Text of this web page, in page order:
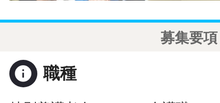
募集要項
info 職種